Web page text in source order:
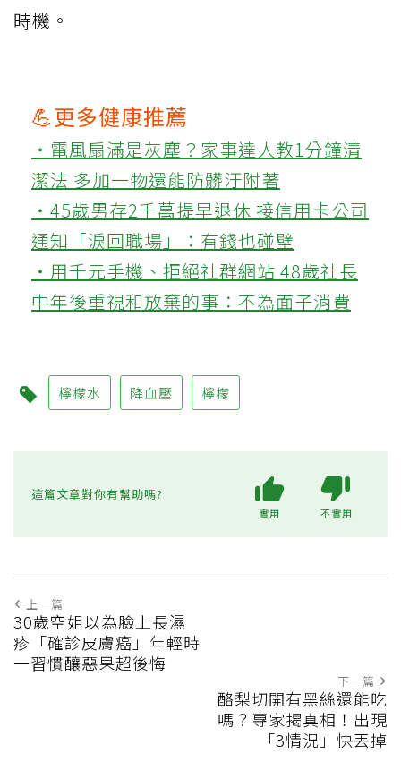
時機。
💪更多健康推薦
‧電風扇滿是灰塵？家事達人教1分鐘清
潔法 多加一物還能防髒汙附著
‧45歲男存2千萬提早退休 接信用卡公司
通知「淚回職場」：有錢也碰壁
‧用千元手機、拒絕社群網站 48歲社長
中年後重視和放棄的事：不為面子消費
檸檬水 降血壓 檸檬
這篇文章對你有幫助嗎?
實用 不實用
上一篇
30歲空姐以為臉上長濕
疹「確診皮膚癌」年輕時
一習慣釀惡果超後悔
下一篇
酪梨切開有黑絲還能吃
嗎？專家揭真相！出現
「3情況」快丟掉